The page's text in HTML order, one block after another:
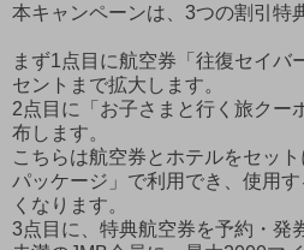
本キャンペーンは、3つの割引特
まず1点目に航空券「往復セイバ
セントまで拡大します。
2点目に「お子さまと行く旅クー
布します。
こちらは航空券とホテルをセッ
パッケージ」で利用でき、使用
くなります。
3点目に、特典航空券を予約・発